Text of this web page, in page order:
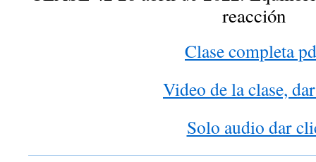
reacción
Clase completa
Video de la clase,
Solo audio dar